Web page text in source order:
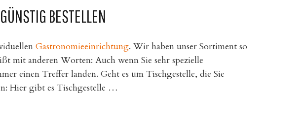
BESTELLEN
Gastronomieeinrichtung. Wir haben unser Sortiment so
mit anderen Worten: Auch wenn Sie sehr spezielle
einen Treffer landen. Geht es um Tischgestelle, die Sie
Hier gibt es Tischgestelle …